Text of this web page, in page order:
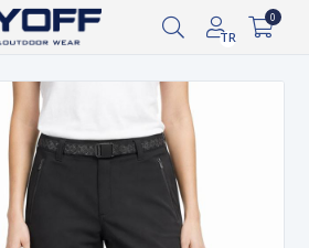
arasında kargoya verilecektir.
TR
0